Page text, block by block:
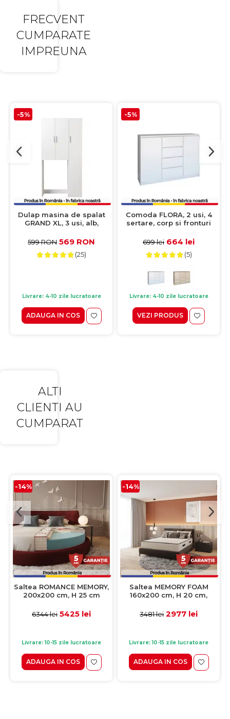
FRECVENT
CUMPARATE
IMPREUNA
-5%
Dulap masina de spalat
GRAND XL, 3 usi, alb,
599 RON 569 RON
(25)
Livrare: 4-10 zile lucratoare
ADAUGA IN COS
-5%
Comoda FLORA, 2 usi, 4
sertare, corp si fronturi
699 lei 664 lei
(5)
Livrare: 4-10 zile lucratoare
VEZI PRODUS
ALTI
CLIENTI AU
CUMPARAT
-14%
Saltea ROMANCE MEMORY,
200x200 cm, H 25 cm
6344 lei 5425 lei
Livrare: 10-15 zile lucratoare
ADAUGA IN COS
-14%
Saltea MEMORY FOAM
160x200 cm, H 20 cm,
3481 lei 2977 lei
Livrare: 10-15 zile lucratoare
ADAUGA IN COS